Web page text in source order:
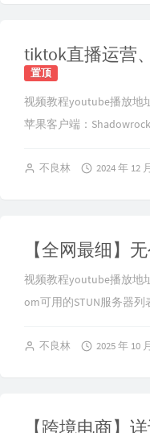
置顶
视频教程youtube播放地
苹果客户端：
不良林 2024 年 12
视频教程youtube播放地
om可用的STUN服务器
不良林 2025 年 10